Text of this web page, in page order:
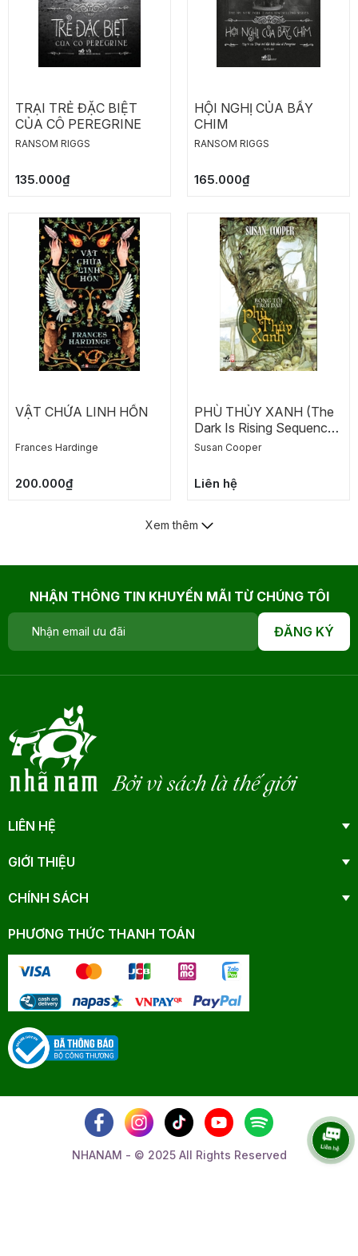
TRẠI TRẺ ĐẶC BIỆT
CỦA CÔ PEREGRINE
RANSOM RIGGS
135.000₫
HỘI NGHỊ CỦA BẦY
CHIM
RANSOM RIGGS
165.000₫
VẬT CHỨA LINH HỒN
Frances Hardinge
200.000₫
PHÙ THỦY XANH (The
Dark Is Rising Sequence
4)
Susan Cooper
Liên hệ
Xem thêm
NHẬN THÔNG TIN KHUYẾN MÃI TỪ CHÚNG TÔI
ĐĂNG KÝ
Bởi vì sách là thế giới
LIÊN HỆ
GIỚI THIỆU
CHÍNH SÁCH
PHƯƠNG THỨC THANH TOÁN
NHANAM - © 2025 All Rights Reserved